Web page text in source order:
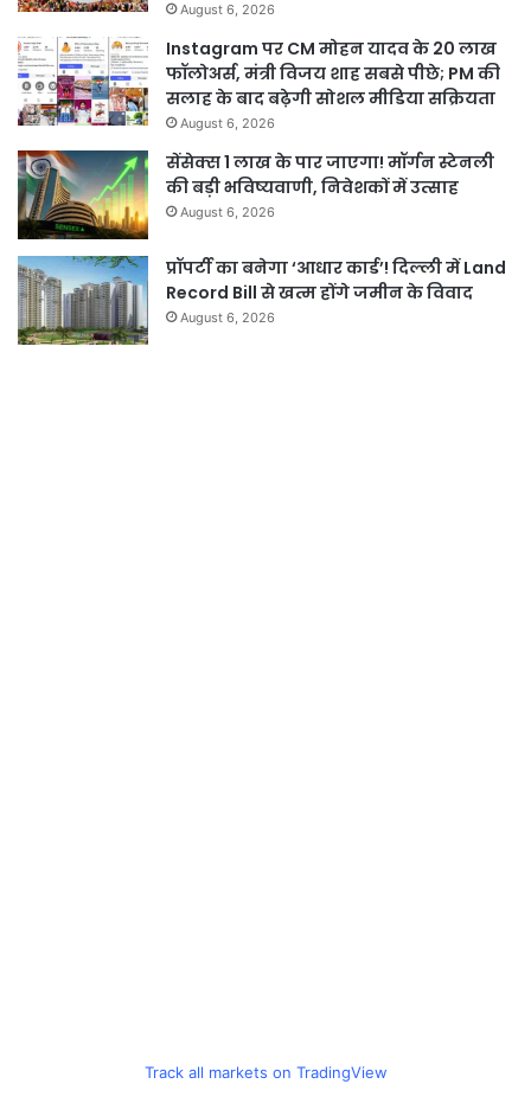
August 6, 2026
Instagram पर CM मोहन यादव के 20 लाख
फॉलोअर्स, मंत्री विजय शाह सबसे पीछे; PM की
सलाह के बाद बढ़ेगी सोशल मीडिया सक्रियता
August 6, 2026
सेंसेक्स 1 लाख के पार जाएगा! मॉर्गन स्टेनली
की बड़ी भविष्यवाणी, निवेशकों में उत्साह
August 6, 2026
प्रॉपर्टी का बनेगा ‘आधार कार्ड’! दिल्ली में Land
Record Bill से खत्म होंगे जमीन के विवाद
August 6, 2026
Track all markets on TradingView